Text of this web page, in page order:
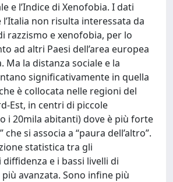
e l’Indice di Xenofobia. I dati
non risulta interessata da
razzismo e xenofobia, per lo
ad altri Paesi dell’area europea
Ma la distanza sociale e la
significativamente in quella
è collocata nelle regioni del
Est, in centri di piccole
i 20mila abitanti) dove è più forte
che si associa a “paura dell’altro”.
statistica tra gli
e i bassi livelli di
più avanzata. Sono infine più